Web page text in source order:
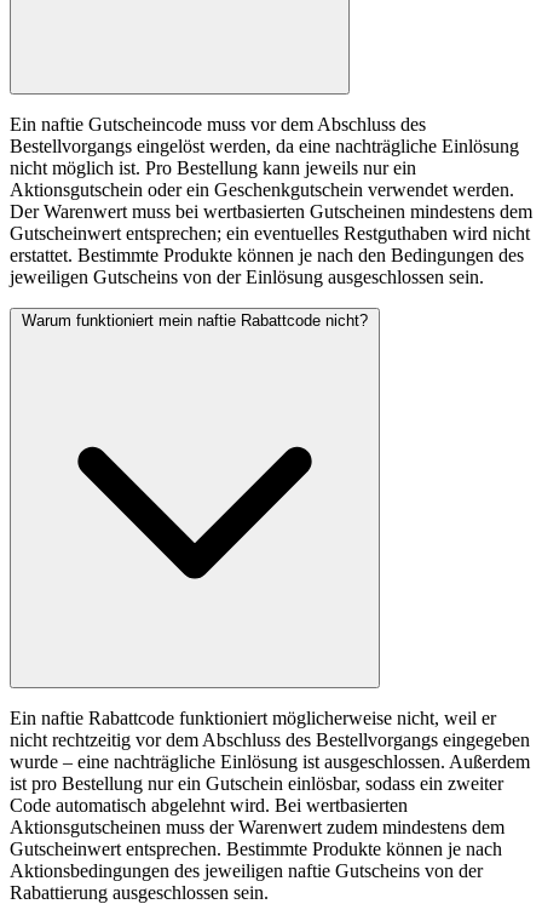
Ein naftie Gutscheincode muss vor dem Abschluss des
Bestellvorgangs eingelöst werden, da eine nachträgliche Einlösung
nicht möglich ist. Pro Bestellung kann jeweils nur ein
Aktionsgutschein oder ein Geschenkgutschein verwendet werden.
Der Warenwert muss bei wertbasierten Gutscheinen mindestens dem
Gutscheinwert entsprechen; ein eventuelles Restguthaben wird nicht
erstattet. Bestimmte Produkte können je nach den Bedingungen des
jeweiligen Gutscheins von der Einlösung ausgeschlossen sein.
Warum funktioniert mein naftie Rabattcode nicht?
Ein naftie Rabattcode funktioniert möglicherweise nicht, weil er
nicht rechtzeitig vor dem Abschluss des Bestellvorgangs eingegeben
wurde – eine nachträgliche Einlösung ist ausgeschlossen. Außerdem
ist pro Bestellung nur ein Gutschein einlösbar, sodass ein zweiter
Code automatisch abgelehnt wird. Bei wertbasierten
Aktionsgutscheinen muss der Warenwert zudem mindestens dem
Gutscheinwert entsprechen. Bestimmte Produkte können je nach
Aktionsbedingungen des jeweiligen naftie Gutscheins von der
Rabattierung ausgeschlossen sein.